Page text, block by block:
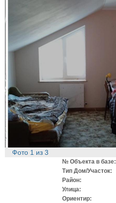
Фото 1 из 3
№ Объекта в базе:
Тип Дом/Участок:
Район:
Улица:
Ориентир: